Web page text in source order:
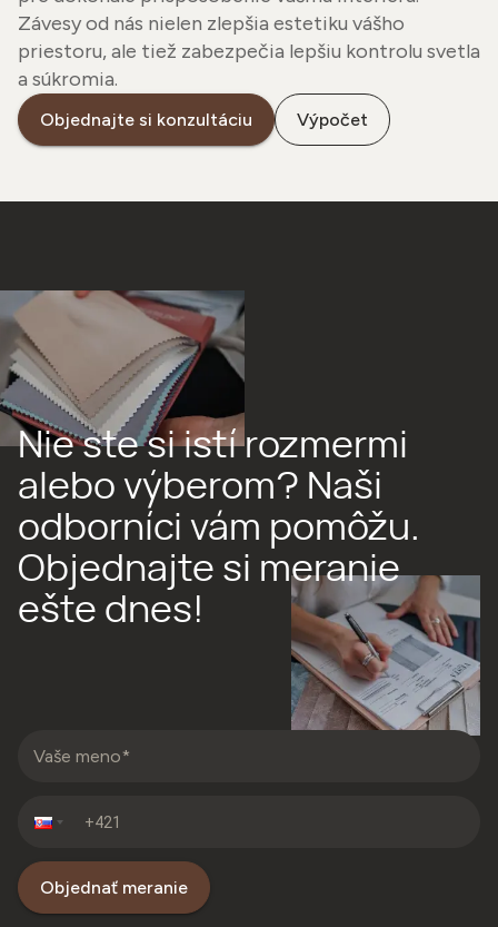
Závesy od nás nielen zlepšia estetiku vášho
priestoru, ale tiež zabezpečia lepšiu kontrolu svetla
a súkromia.
Objednajte si konzultáciu Výpočet
Nie ste si istí rozmermi
alebo výberom? Naši
odborníci vám pomôžu.
Objednajte si meranie
ešte dnes!
Objednať meranie